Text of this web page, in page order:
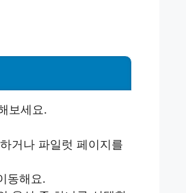
보세요.
거나 파일럿 페이지를
동해요.